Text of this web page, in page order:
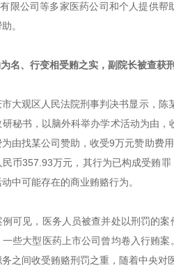
限公司等多家医药公司和个人提供
。
名、行变相受贿之实，副院长被查获刑
大观区人民法院刑事判决书显示，
秘书，以脑外科举办学术活动为由
由找某公司赞助，收受9万元赞助费
民币357.93万元，其行为已构成受贿
中可能存在的商业贿赂行为。
例可见，医务人员被查并处以刑罚的
些大型医药上市公司曾均卷入行贿
之间收受贿赂刑罚之重，随着中央对